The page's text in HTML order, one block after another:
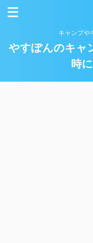
キャンプや
やすぽんのキャ
時